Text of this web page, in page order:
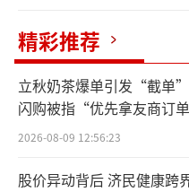
在业内人士看来
增速放缓、品牌数量
确定中站稳脚跟，
进，与其技术、品
息相关。
精彩推荐
立秋奶茶爆单引发“截单
闪购被指“优先拿友商订
贵的拿”
2026-08-09 12:56:23
股价异动背后 济民健康跨